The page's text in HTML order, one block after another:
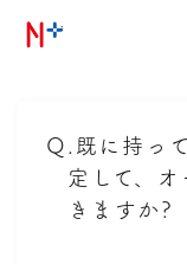
Q.
既に持っ
定して、
きますか?